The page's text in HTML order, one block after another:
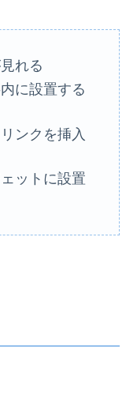
れる
に設置する
ンクを挿入
ットに設置